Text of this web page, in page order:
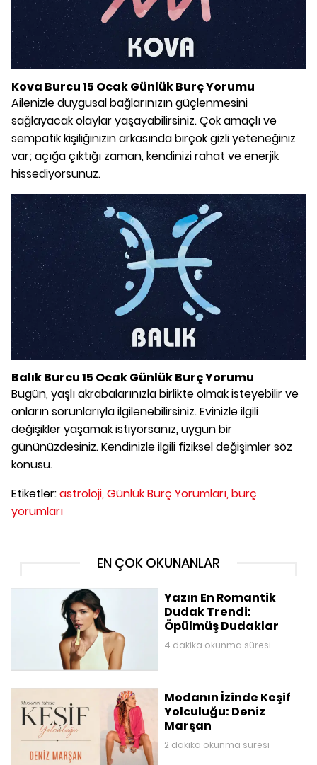
Kova Burcu 15 Ocak Günlük Burç Yorumu
Ailenizle duygusal bağlarınızın güçlenmesini
sağlayacak olaylar yaşayabilirsiniz. Çok amaçlı ve
sempatik kişiliğinizin arkasında birçok gizli yeteneğiniz
var; açığa çıktığı zaman, kendinizi rahat ve enerjik
hissediyorsunuz.
Balık Burcu 15 Ocak Günlük Burç Yorumu
Bugün, yaşlı akrabalarınızla birlikte olmak isteyebilir ve
onların sorunlarıyla ilgilenebilirsiniz. Evinizle ilgili
değişikler yaşamak istiyorsanız, uygun bir
gününüzdesiniz. Kendinizle ilgili fiziksel değişimler söz
konusu.
Etiketler:astroloji, Günlük Burç Yorumları, burç
yorumları
EN ÇOK OKUNANLAR
Yazın En Romantik
Dudak Trendi:
Öpülmüş Dudaklar
4 dakika okunma süresi
Modanın İzinde Keşif
Yolculuğu: Deniz
Marşan
2 dakika okunma süresi